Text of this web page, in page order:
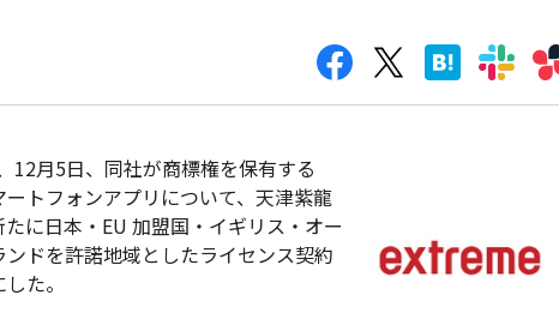
12月5日、同社が商標権を保有する
ートフォンアプリについて、天津紫龍
に日本・EU 加盟国・イギリス・オー
ドを許諾地域としたライセンス契約
た。